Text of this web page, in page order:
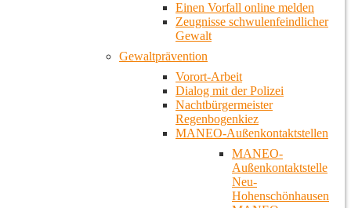
Einen Vorfall online melden
Zeugnisse schwulenfeindlicher
Gewalt
Gewaltprävention
Vorort-Arbeit
Dialog mit der Polizei
Nachtbürgermeister
Regenbogenkiez
MANEO-Außenkontaktstellen
MANEO-
Außenkontaktstelle
Neu-
Hohenschönhausen